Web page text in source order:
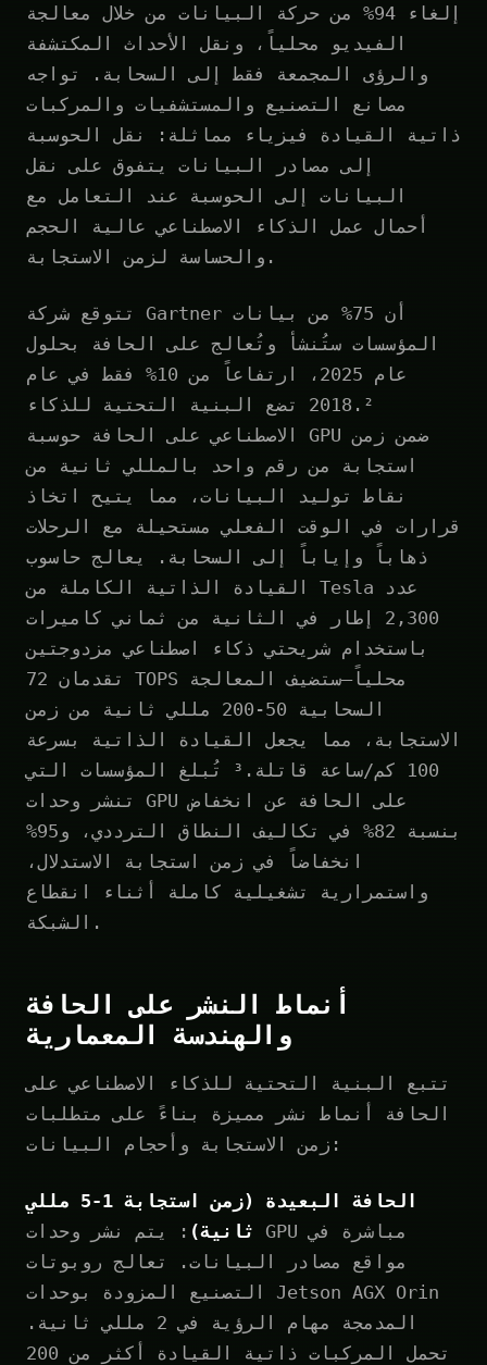
إلغاء 94% من حركة البيانات من خلال معالجة
الفيديو محلياً، ونقل الأحداث المكتشفة
والرؤى المجمعة فقط إلى السحابة. تواجه
مصانع التصنيع والمستشفيات والمركبات
ذاتية القيادة فيزياء مماثلة: نقل الحوسبة
إلى مصادر البيانات يتفوق على نقل
البيانات إلى الحوسبة عند التعامل مع
أحمال عمل الذكاء الاصطناعي عالية الحجم
والحساسة لزمن الاستجابة.
تتوقع شركة Gartner أن 75% من بيانات
المؤسسات ستُنشأ وتُعالج على الحافة بحلول
عام 2025، ارتفاعاً من 10% فقط في عام
2018.² تضع البنية التحتية للذكاء
الاصطناعي على الحافة حوسبة GPU ضمن زمن
استجابة من رقم واحد بالمللي ثانية من
نقاط توليد البيانات، مما يتيح اتخاذ
قرارات في الوقت الفعلي مستحيلة مع الرحلات
ذهاباً وإياباً إلى السحابة. يعالج حاسوب
القيادة الذاتية الكاملة من Tesla عدد
2,300 إطار في الثانية من ثماني كاميرات
باستخدام شريحتي ذكاء اصطناعي مزدوجتين
تقدمان 72 TOPS محلياً—ستضيف المعالجة
السحابية 50-200 مللي ثانية من زمن
الاستجابة، مما يجعل القيادة الذاتية بسرعة
100 كم/ساعة قاتلة.³ تُبلغ المؤسسات التي
تنشر وحدات GPU على الحافة عن انخفاض
بنسبة 82% في تكاليف النطاق الترددي، و95%
انخفاضاً في زمن استجابة الاستدلال،
واستمرارية تشغيلية كاملة أثناء انقطاع
الشبكة.
أنماط النشر على الحافة
والهندسة المعمارية
تتبع البنية التحتية للذكاء الاصطناعي على
الحافة أنماط نشر مميزة بناءً على متطلبات
زمن الاستجابة وأحجام البيانات:
الحافة البعيدة (زمن استجابة 1-5 مللي
ثانية) : يتم نشر وحدات GPU مباشرة في
مواقع مصادر البيانات. تعالج روبوتات
التصنيع المزودة بوحدات Jetson AGX Orin
المدمجة مهام الرؤية في 2 مللي ثانية.
تحمل المركبات ذاتية القيادة أكثر من 200